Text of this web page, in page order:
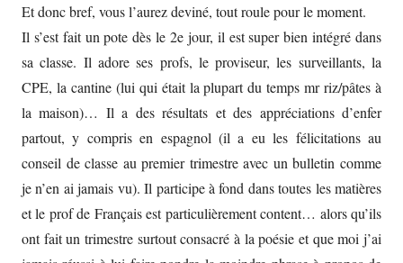
Et donc bref, vous l’aurez deviné, tout roule pour le moment.
Il s’est fait un pote dès le 2e jour, il est super bien intégré dans
sa classe. Il adore ses profs, le proviseur, les surveillants, la
CPE, la cantine (lui qui était la plupart du temps mr riz/pâtes à
la maison)… Il a des résultats et des appréciations d’enfer
partout, y compris en espagnol (il a eu les félicitations au
conseil de classe au premier trimestre avec un bulletin comme
je n’en ai jamais vu). Il participe à fond dans toutes les matières
et le prof de Français est particulièrement content… alors qu’ils
ont fait un trimestre surtout consacré à la poésie et que moi j’ai